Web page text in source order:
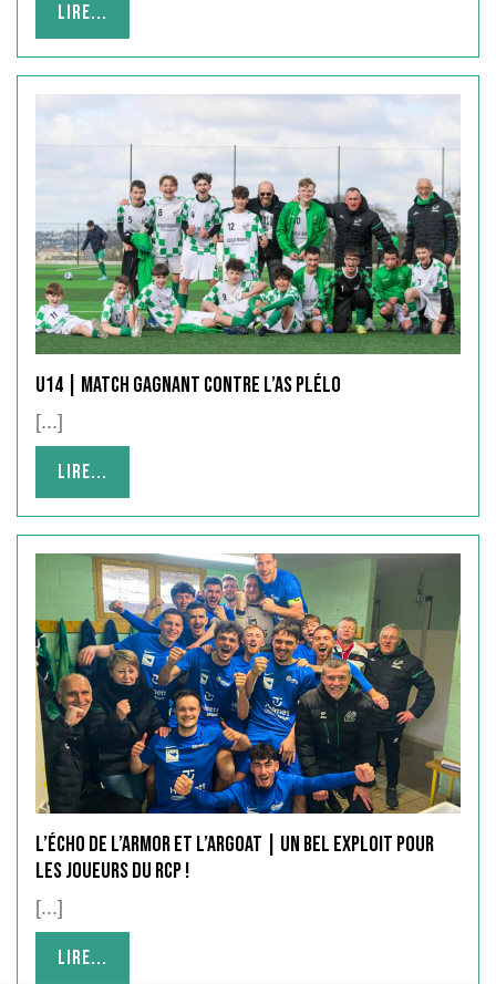
Lire...
U14 | Match gagnant contre l’AS Plélo
[...]
Lire...
L’Écho de l’Armor et l’Argoat | Un bel exploit pour
les joueurs du RCP !
[...]
Lire...